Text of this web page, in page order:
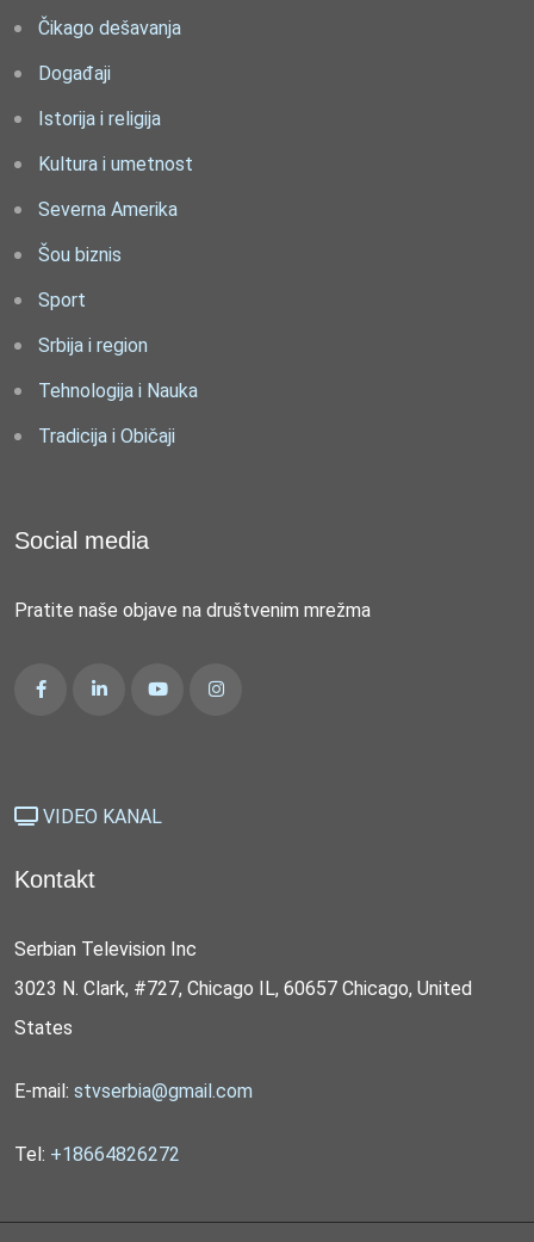
Čikago dešavanja
Događaji
Istorija i religija
Kultura i umetnost
Severna Amerika
Šou biznis
Sport
Srbija i region
Tehnologija i Nauka
Tradicija i Običaji
Social media
Pratite naše objave na društvenim mrežma
VIDEO KANAL
Kontakt
Serbian Television Inc
3023 N. Clark, #727, Chicago IL, 60657 Chicago, United
States
E-mail: stvserbia@gmail.com
Tel: +18664826272